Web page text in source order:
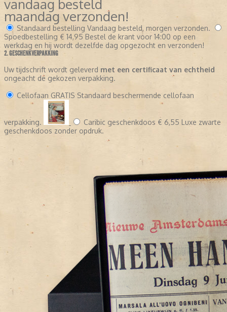
vandaag besteld
maandag verzonden!
Standaard bestelling Vandaag besteld, morgen verzonden.
Spoedbestelling € 14,95 Bestel de krant voor 14:00 op een
werkdag en hij wordt dezelfde dag opgezocht en verzonden!
2. GESCHENKVERPAKKING
Uw tijdschrift wordt geleverd met een certificaat van echtheid
ongeacht de gekozen verpakking.
Cellofaan GRATIS Standaard beschermende cellofaan
verpakking. Caribic geschenkdoos € 6,55 Luxe zwarte
geschenkdoos zonder opdruk.